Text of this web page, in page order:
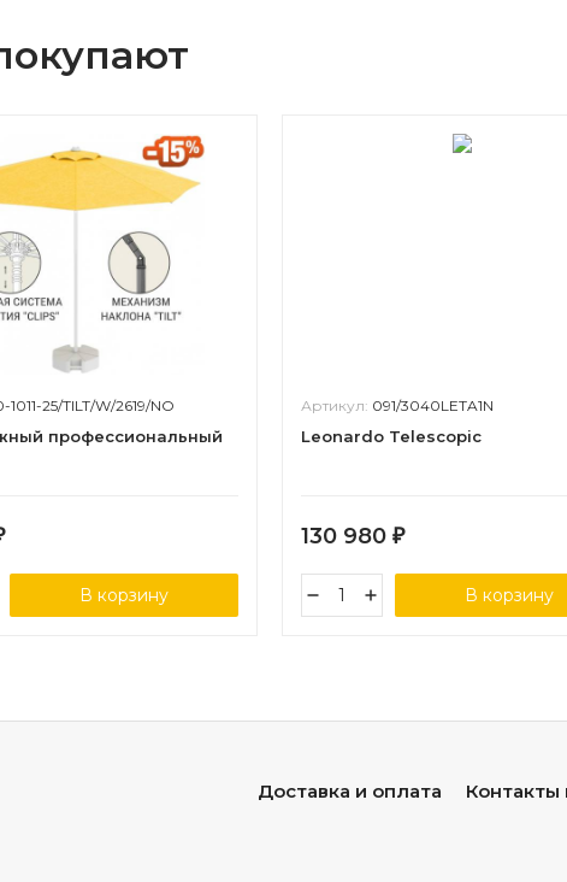
1011-25/TILT/W/2619/NO
профессиональный
В корзину
Артикул: 091/3040LETA1N
Leonardo Telescopic
130 980 ₽
В корзину
Доставка и оплата Контакты